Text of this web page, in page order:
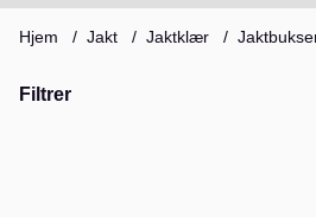
Hjem Jakt Jaktklær
Filtrer